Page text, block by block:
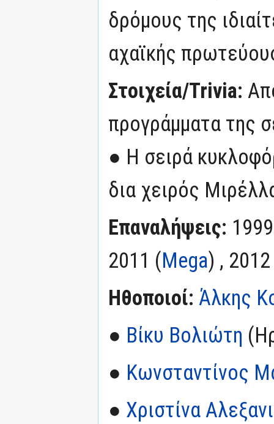
δρόμους της
αχαϊκής
Στοιχεία/Trivia:
προγράμματα της
● Η σειρά
δια χειρός
Επαναλήψεις:
2011 (Mega) ,
Ηθοποιοί: Άλκης
● Βίκυ Βολιώτη
● Κωνσταντίνος
● Χριστίνα